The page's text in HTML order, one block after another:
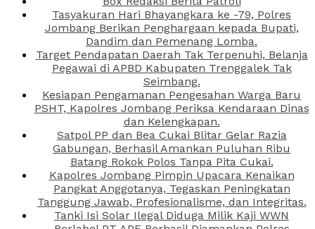
Tasyakuran Hari Bhayangkara ke -79, Polres
Jombang Berikan Penghargaan kepada Bupati,
Dandim dan Pemenang Lomba.
Target Pendapatan Daerah Tak Terpenuhi, Belanja
Pegawai di APBD Kabupaten Trenggalek Tak
Seimbang.
Kesiapan Pengamanan Pengesahan Warga Baru
PSHT, Kapolres Jombang Periksa Kendaraan Dinas
dan Kelengkapan.
Satpol PP dan Bea Cukai Blitar Gelar Razia
Gabungan, Berhasil Amankan Puluhan Ribu
Batang Rokok Polos Tanpa Pita Cukai.
Kapolres Jombang Pimpin Upacara Kenaikan
Pangkat Anggotanya, Tegaskan Peningkatan
Tanggung Jawab, Profesionalisme, dan Integritas.
Tanki Isi Solar Ilegal Diduga Milik Kaji WWN